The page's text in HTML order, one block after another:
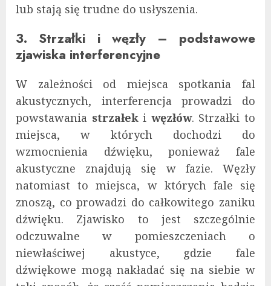
lub stają się trudne do usłyszenia.
3. Strzałki i węzły – podstawowe
zjawiska interferencyjne
W zależności od miejsca spotkania fal
akustycznych, interferencja prowadzi do
powstawania strzałeki węzłów. Strzałki to
miejsca, w których dochodzi do
wzmocnienia dźwięku, ponieważ fale
akustyczne znajdują się w fazie. Węzły
natomiast to miejsca, w których fale się
znoszą, co prowadzi do całkowitego zaniku
dźwięku. Zjawisko to jest szczególnie
odczuwalne w pomieszczeniach o
niewłaściwej akustyce, gdzie fale
dźwiękowe mogą nakładać się na siebie w